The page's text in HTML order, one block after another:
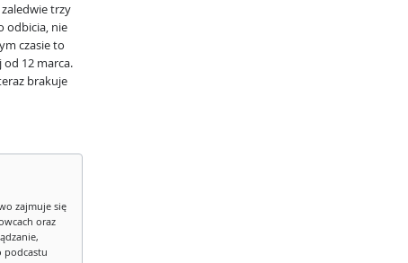
zaledwie trzy
odbicia, nie
czasie to
12 marca.
brakuje
zajmuje się
oraz
podcastu